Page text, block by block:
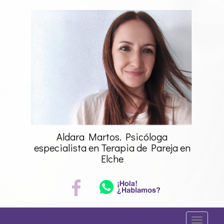
Aldara Martos. Psicóloga
especialista en Terapia de Pareja en
Elche